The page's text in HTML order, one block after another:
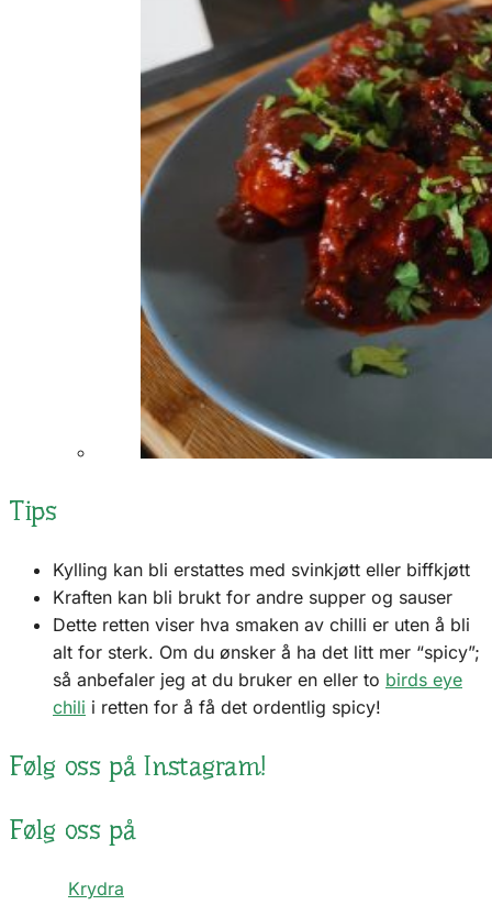
Tips
Kylling kan bli erstattes med svinkjøtt eller biffkjøtt
Kraften kan bli brukt for andre supper og sauser
Dette retten viser hva smaken av chilli er uten å bli
alt for sterk. Om du ønsker å ha det litt mer “spicy”;
så anbefaler jeg at du bruker en eller to birds eye
chili i retten for å få det ordentlig spicy!
Følg oss på Instagram!
Følg oss på
Krydra